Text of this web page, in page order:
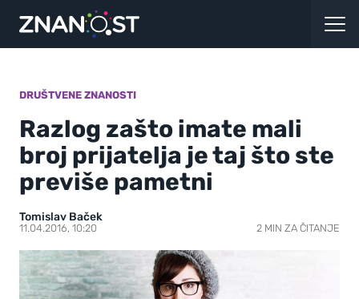
DRUŠTVENE ZNANOSTI
Razlog zašto imate mali
broj prijatelja je taj što ste
previše pametni
Tomislav Baček
11.04.2016, 10:20 2 MIN ZA ČITANJE